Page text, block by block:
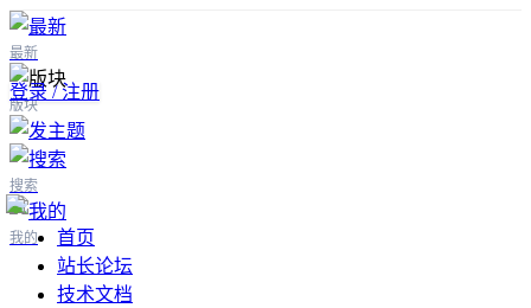
最新
版块
搜索
我的
登录 / 注册
首页
站长论坛
技术文档